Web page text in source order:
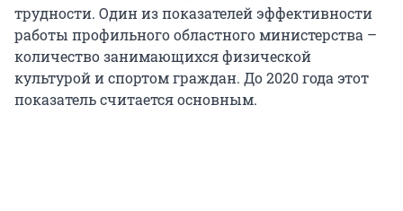
трудности. Один из показателей эффективности
работы профильного областного министерства –
количество занимающихся физической
культурой и спортом граждан. До 2020 года этот
показатель считается основным.